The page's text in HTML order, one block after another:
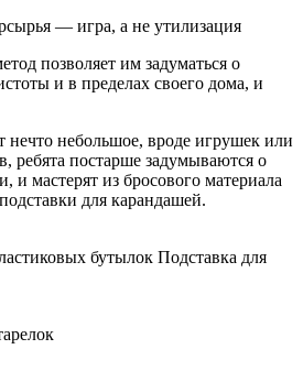
— игра, а не утилизация
позволяет им задуматься о
и в пределах своего дома, и
нечто небольшое, вроде игрушек или
ребята постарше задумываются о
и мастерят из бросового материала
для карандашей.
бутылок Подставка для